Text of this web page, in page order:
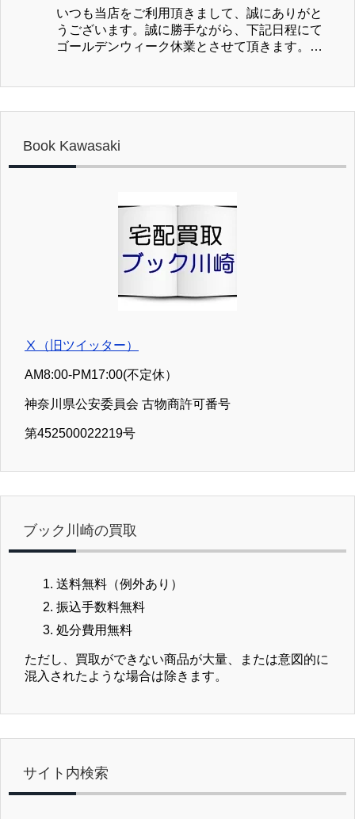
ですが、荷物の受領が８／１７（月）以降にな
る場合がございます。 以上ご不便をお掛け致
しますが、よろしくお願い致します。 熱中症
りの買取金額が3,000円未満の場合、当店までの
送料実費を振込合計金額より差し引かせていた
だきますのでご注意ください。 特に初回の方
ご不便をおかけしますが、諸経費高騰のおり、
いつも当店をご利用頂きまして、誠にありがと
うございます。誠に勝手ながら、下記日程にて
ゴールデンウィーク休業とさせて頂きます。休
買取受付を休止致します。５／７（木）より平
完了が遅延する場合がございます。予めご了承
ください。 ②お見積り、お問合せの送信は可能
は可能ですが、お荷物の受領が５／７（木）以
降になる場合がございます。 以上ご不便をお掛
け致しますが、よろしくお願い致します。 どう
ぞよい連休をお過ごしください。
Book Kawasaki
Ⅹ（旧ツイッター）
AM8:00-PM17:00(不定休）
神奈川県公安委員会 古物商許可番号
第452500022219号
ブック川崎の買取
送料無料（例外あり）
振込手数料無料
処分費用無料
ただし、買取ができない商品が大量、または意図的に
混入されたような場合は除きます。
サイト内検索